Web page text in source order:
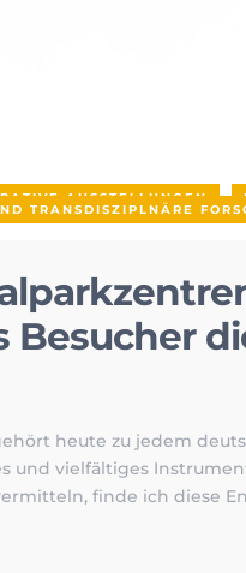
AUSSTELLUNGEN ,
TRANSDISZIPLNÄRE
Besucher
heute zu jedem
und vielfältiges
finde ich diese